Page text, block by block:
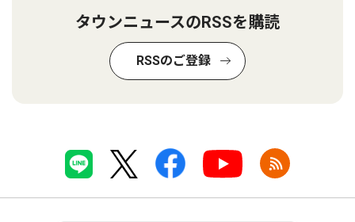
タウンニュースのRSSを購読
RSSのご登録